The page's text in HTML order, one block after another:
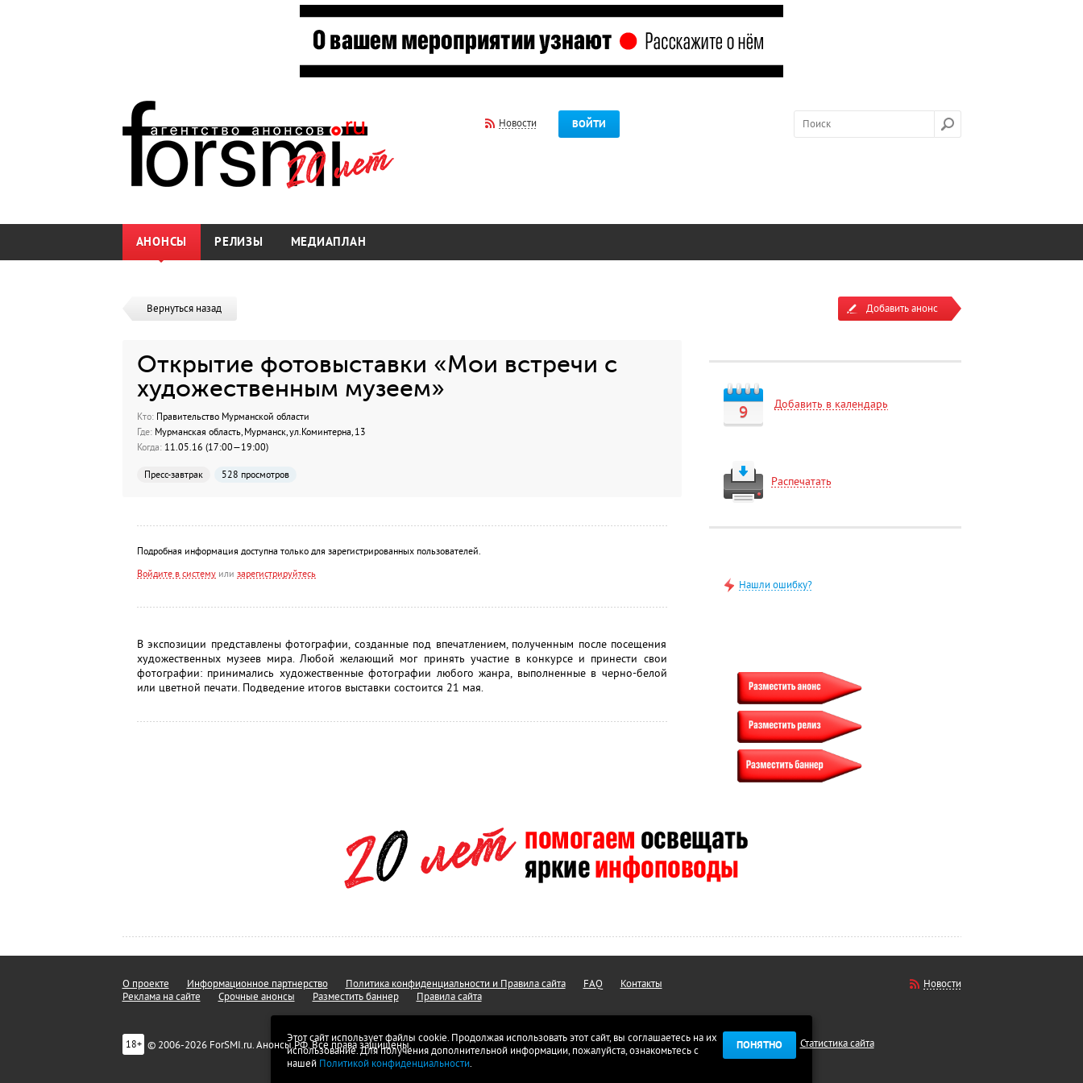
Новости ВОЙТИ
АНОНСЫ РЕЛИЗЫ МЕДИАПЛАН
Вернуться назад
Открытие фотовыставки «Мои встречи с
художественным музеем»
Кто:Правительство Мурманской области
Где:Мурманская область, Мурманск, ул.Коминтерна, 13
Когда:11.05.16 (17:00—19:00)
Пресс-завтрак 528 просмотров
Подробная информация доступна только для зарегистрированных пользователей.
Войдите в системуили зарегистрируйтесь
В экспозиции представлены фотографии, созданные под впечатлением, полученным после посещения
художественных музеев мира. Любой желающий мог принять участие в конкурсе и принести свои
фотографии: принимались художественные фотографии любого жанра, выполненные в черно-белой
или цветной печати. Подведение итогов выставки состоится 21 мая.
Добавить анонс
9 Добавить в календарь
Распечатать
Нашли ошибку?
Этот сайт использует файлы cookie. Продолжая использовать этот сайт, вы соглашаетесь на их
использование. Для получения дополнительной информации, пожалуйста, ознакомьтесь с
нашей Политикой конфиденциальности.
ПОНЯТНО
О проекте Информационное партнерство Политика конфиденциальности и Правила сайта FAQ
Контакты
Реклама на сайте
Срочные анонсы Разместить баннер Правила сайта
18+ © 2006-2026 ForSMI.ru. Анонсы.РФ. Все права защищены.
Новости
Статистика сайта